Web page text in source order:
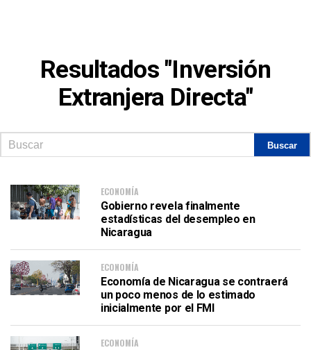
Resultados "Inversión
Extranjera Directa"
ECONOMÍA
Gobierno revela finalmente
estadísticas del desempleo en
Nicaragua
ECONOMÍA
Economía de Nicaragua se contraerá
un poco menos de lo estimado
inicialmente por el FMI
ECONOMÍA